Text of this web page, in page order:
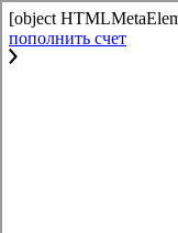
[object
пополнить счет